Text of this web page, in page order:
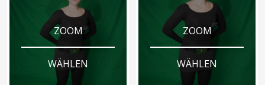
ZOOM
WÄHLEN
ZOOM
WÄHLEN